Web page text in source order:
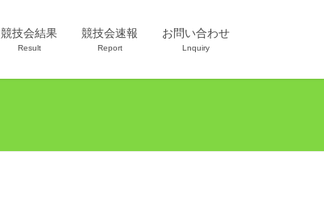
競技会結果
Result
競技会速報
Report
お問い合わせ
Lnquiry